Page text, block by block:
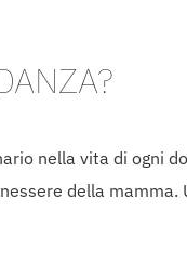
nella vita di ogni
della mamma.